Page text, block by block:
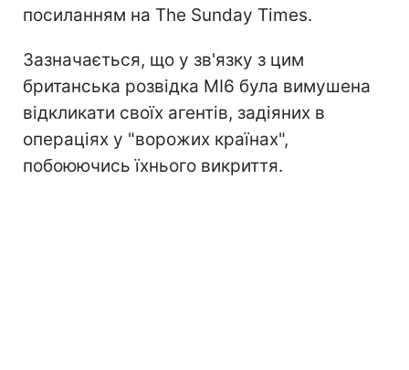
посиланням на The Sunday Times.
Зазначається, що у зв'язку з цим
британська розвідка МІ6 була вимушена
відкликати своїх агентів, задіяних в
операціях у "ворожих країнах",
побоюючись їхнього викриття.